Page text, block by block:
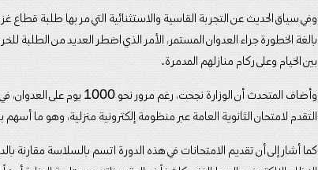
وفي سياق الحديث عن التجربة القاسية والاستثنائية التي مر بها طلبة
بالغة الخطورة جراء العدوان المستمر، الأمر الذي اضطر العديد من الطلبة
بين الخيام وعلى ركام منازلهم المدمرة.
التقدم لامتحان الثانوية العامة عبر منظومة إلكترونية منزلية، وهو ما
كما أشار إلى أن تقديم الامتحانات في هذه الدورة اتسم بالسلاسة مقارنة